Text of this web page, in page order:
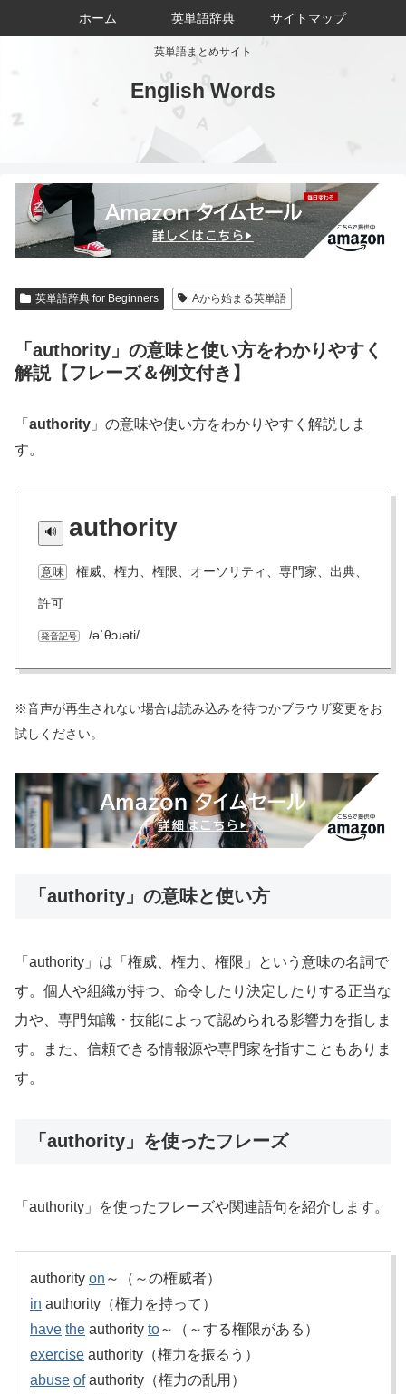
英単語まとめサイト
English Words
ホーム 英単語辞典 サイトマップ
英単語辞典 for Beginners Aから始まる英単語
「authority」の意味と使い方をわかりやすく
解説【フレーズ＆例文付き】
「 authority 」の意味や使い方をわかりやすく解説しま
す。
authority
意味 権威、権力、権限、オーソリティ、専門家、出典、
許可
発音記号 /əˈθɔɹəti/
※音声が再生されない場合は読み込みを待つかブラウザ変更をお
試しください。
「authority」の意味と使い方
「authority」は「権威、権力、権限」という意味の名詞で
す。個人や組織が持つ、命令したり決定したりする正当な
力や、専門知識・技能によって認められる影響力を指しま
す。また、信頼できる情報源や専門家を指すこともありま
す。
「authority」を使ったフレーズ
「authority」を使ったフレーズや関連語句を紹介します。
authority on ～（～の権威者）
in authority（権力を持って）
have the authority to～（～する権限がある）
exercise authority（権力を振るう）
abuse ofauthority（権力の乱用）